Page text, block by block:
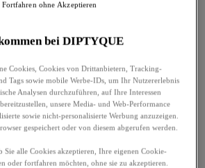
Toilettes - zur Eigenwahl
bei DIPTYQUE
Cookies, Cookies von Drittanbietern, Tracking-
Tags sowie mobile Werbe-IDs, um Ihr Nutzererlebnis
Analysen durchzuführen, auf Ihre Interessen
unsere Media- und Web-Performance
sowie nicht-personalisierte Werbung anzuzeigen.
gespeichert oder von diesem abgerufen werden.
Sie alle Cookies akzeptieren, Ihre eigenen Cookie-
oder fortfahren möchten, ohne sie zu akzeptieren.
Fortfahren ohne Akzeptieren